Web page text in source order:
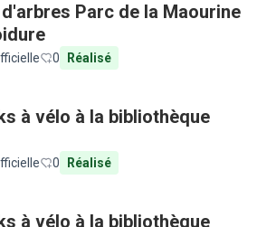
Parc de la Maourine
0 Réalisé
à vélo à la bibliothèque
0 Réalisé
à vélo à la bibliothèque